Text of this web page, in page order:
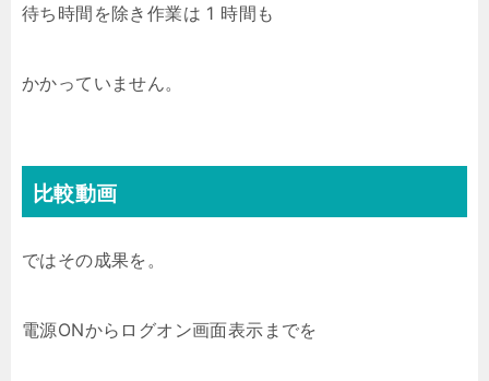
待ち時間を除き作業は 1 時間も
かかっていません。
比較動画
ではその成果を。
電源ONからログオン画面表示までを